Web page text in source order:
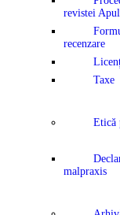
revistei
recenzare
Taxe
Etică
malpraxis